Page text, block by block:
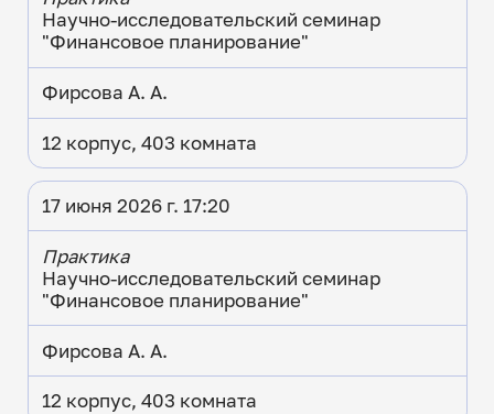
Научно-исследовательский семинар
"Финансовое планирование"
Фирсова А. А.
12 корпус, 403 комната
17 июня 2026 г. 17:20
Практика
Научно-исследовательский семинар
"Финансовое планирование"
Фирсова А. А.
12 корпус, 403 комната